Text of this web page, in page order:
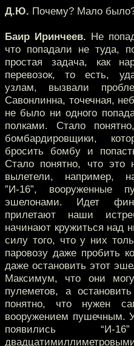
Д.Ю. Почему? Мало
Баир Иринчеев. Не
что попадали не туда,
простая задача, как
перевозок, то есть,
узлам, вызвали
Савонлинна, точечная,
не было ни одного
полками. Стало
бомбардировщики,
бросить бомбу и
Стало понятно, что
вылетели, например,
”И-16”, вооруженные
эшелонами. Идет
прилетают наши
начинают кружиться над
силу того, что у них
паровозу даже пробить
даже остановить этот
Максимум, что они
пулеметов, а
понятно, что нужен
вооружением пушечным.
появились